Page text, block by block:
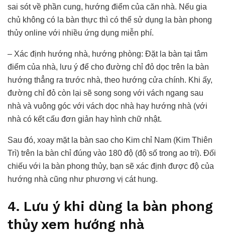
sai sót về phần cung, hướng điểm của căn nhà. Nếu gia
chủ không có la bàn thực thì có thể sử dụng la bàn phong
thủy online với nhiều ứng dụng miễn phí.
– Xác định hướng nhà, hướng phòng: Đặt la bàn tại tâm
điểm của nhà, lưu ý để cho đường chỉ đỏ dọc trên la bàn
hướng thẳng ra trước nhà, theo hướng cửa chính. Khi ấy,
đường chỉ đỏ còn lại sẽ song song với vách ngang sau
nhà và vuông góc với vách dọc nhà hay hướng nhà (với
nhà có kết cấu đơn giản hay hình chữ nhật.
Sau đó, xoay mặt la bàn sao cho Kim chỉ Nam (Kim Thiên
Trì) trên la bàn chỉ đúng vào 180 độ (độ số trong ao trì). Đối
chiếu với la bàn phong thủy, bạn sẽ xác định được độ của
hướng nhà cũng như phương vị cát hung.
4. Lưu ý khi dùng la bàn phong
thủy xem hướng nhà